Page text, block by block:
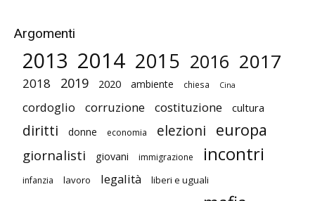
Argomenti
2013 2014 2015 2016 2017
2018 2019 2020 ambiente chiesa Cina
cordoglio corruzione costituzione cultura
diritti donne economia elezioni europa
giornalisti giovani immigrazione incontri
infanzia lavoro legalità liberi e uguali